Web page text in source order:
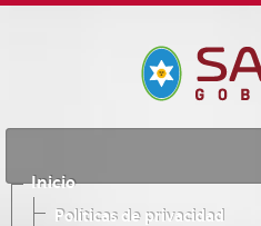
Inicio
Políticas de privacidad